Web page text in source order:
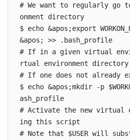
# We want to regularly
onment directory
$ echo &apos;export
&apos; >> .bash_profile
# If in a given virtual
rtual environment directory
# If one does not already
$ echo &apos;mkdir -p
ash_profile
# Activate the new virtual
ing this script
# Note that $USER will